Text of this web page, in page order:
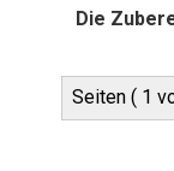
Die
Seiten ( 1